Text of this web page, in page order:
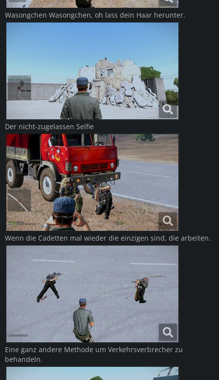
Wasongchen Wasongchen, oh lass dein Haar herunter.
Der nicht-zugelassen Selfie
Wenn die Cadetten mal wieder die einzigen sind, die arbeiten.
Eine ganz andere Methode um Verkehrsverbrecher zu
behandeln.